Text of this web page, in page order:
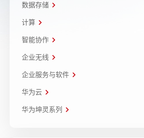
数据存储
计算
智能协作
企业无线
企业服务与软件
华为云
华为坤灵系列